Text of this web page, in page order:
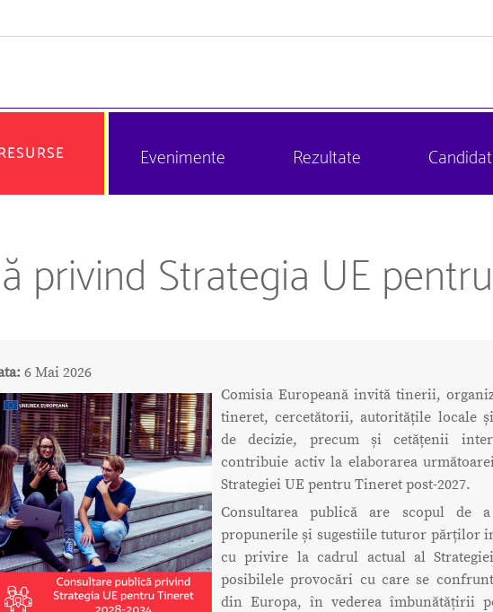
Evenimente Rezultate
privind Strategia UE
6 Mai 2026
Comisia Europeană invită tinerii,
tineret, cercetătorii, autoritățile locale
de decizie, precum și cetățenii
contribuie activ la elaborarea
Strategiei UE pentru Tineret post-2027.
Consultarea publică are scopul de
propunerile și sugestiile tuturor părților
cu privire la cadrul actual al
posibilele provocări cu care se
din Europa, în vederea îmbunătățirii